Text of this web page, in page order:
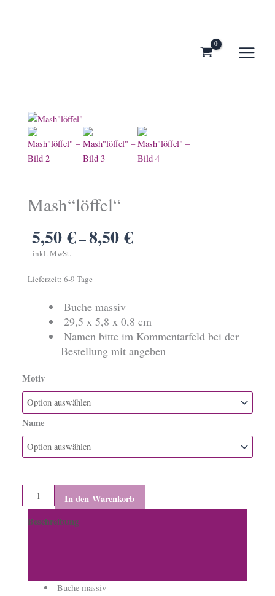
Mash“löffel“
5,50€–8,50€
inkl. MwSt.
Lieferzeit: 6-9 Tage
 Buche massiv
 29,5 x 5,8 x 0,8 cm
 Namen bitte im Kommentarfeld bei der
Bestellung mit angeben
Motiv
Name
Mash"löffel"
Menge
In den Warenkorb
Beschreibung
 Buche massiv